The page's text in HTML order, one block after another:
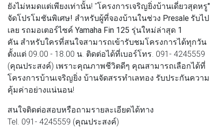
ยังไม่หมดแต่เพียงเท่านั้น! "โครงการเจริญยิ่งบ้านเดี่ยวสุดหรู"
จัดโปรโมชันพิเศษ! สำหรับผู้ที่จองบ้านในช่วง Presale รับไป
เลย รถมอเตอร์ไซค์ Yamaha Fin 125 รุ่นใหม่ล่าสุด 1
คัน สำหรับใครที่สนใจสามารถเข้ารับชมโครงการได้ทุกวัน
ตั้งแต่ 09.00 - 18.00 น. ติดต่อได้ที่เบอร์โทร. 091- 4245559
(คุณประสงค์) เพราะคุณภาพชีวิตดีๆ คุณสามารถเลือกได้ที่
โครงการบ้านเจริญยิ่ง บ้านจัดสรรทำเลทอง รับประกันความ
คุ้มค่าอย่างแน่นอน!
สนใจติดต่อสอบหรือถามรายละเอียดได้ทาง
Tel. 091- 4245559 (คุณประสงค์)